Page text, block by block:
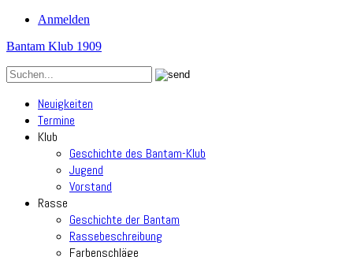
Anmelden
Bantam Klub 1909
Neuigkeiten
Termine
Klub
Geschichte des Bantam-Klub
Jugend
Vorstand
Rasse
Geschichte der Bantam
Rassebeschreibung
Farbenschläge